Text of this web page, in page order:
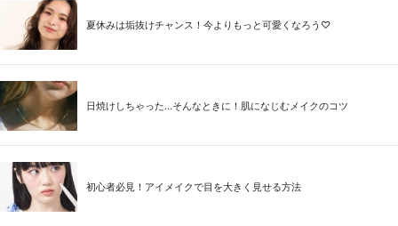
夏休みは垢抜けチャンス！今よりもっと可愛くなろう♡
日焼けしちゃった...そんなときに！肌になじむメイクのコツ
初心者必見！アイメイクで目を大きく見せる方法